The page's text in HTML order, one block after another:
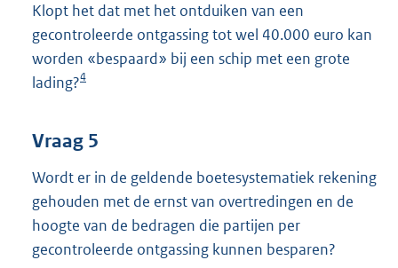
Klopt het dat met het ontduiken van een
gecontroleerde ontgassing tot wel 40.000 euro kan
worden «bespaard» bij een schip met een grote
lading?4
Vraag 5
Wordt er in de geldende boetesystematiek rekening
gehouden met de ernst van overtredingen en de
hoogte van de bedragen die partijen per
gecontroleerde ontgassing kunnen besparen?